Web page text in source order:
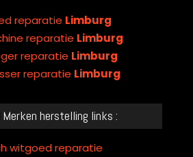
reparatie Limburg
reparatie Limburg
reparatie Limburg
reparatie Limburg
herstelling links :
witgoed reparatie